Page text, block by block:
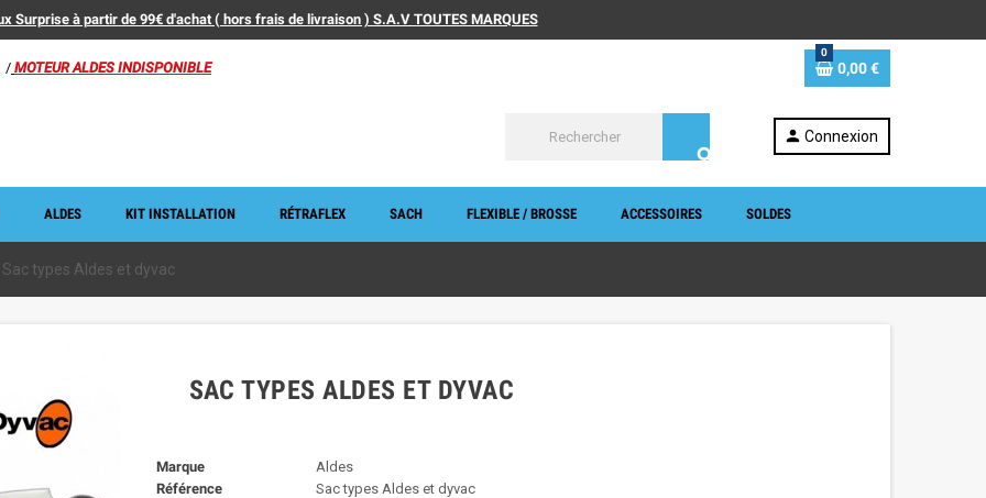
Surprise à partir de 99€ d'achat ( hors frais de livraison ) S.A.V TOUTES MARQUES
/ MOTEUR ALDES INDISPONIBLE
0
0,00 €
search
person Connexion
ALDES KIT INSTALLATION RÉTRAFLEX SACH FLEXIBLE / BROSSE ACCESSOIRES SOLDES
Sac types Aldes et dyvac
SAC TYPES ALDES ET DYVAC
Marque
Aldes
Référence
Sac types Aldes et dyvac